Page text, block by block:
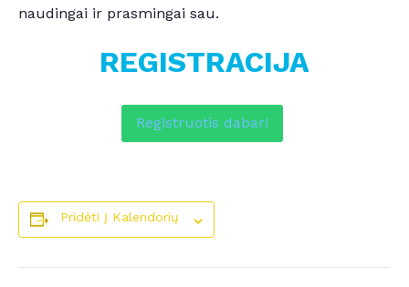
naudingai ir prasmingai sau.
REGISTRACIJA
Registruotis dabar!
Pridėti Į Kalendorių